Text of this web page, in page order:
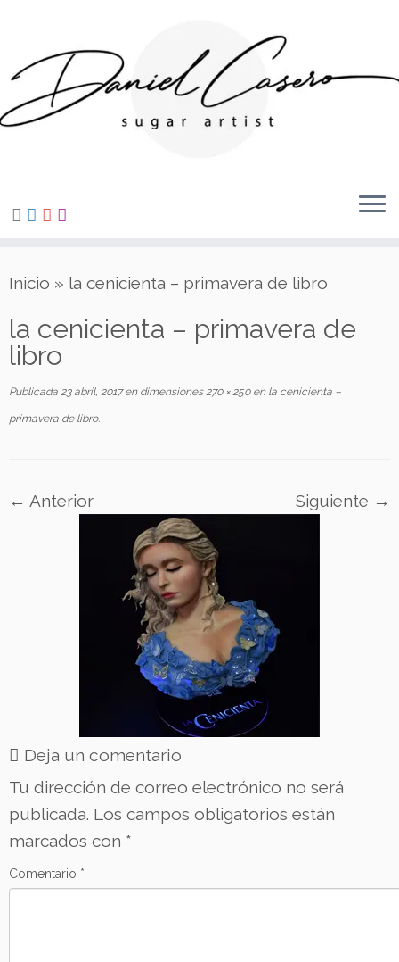
contenido
Inicio » la cenicienta – primavera de libro
la cenicienta – primavera de
libro
Publicada 23 abril, 2017en dimensiones270 × 250enla cenicienta –
primavera de libro.
← Anterior Siguiente →
Deja un comentario
Tu dirección de correo electrónico no será
publicada. Los campos obligatorios están
marcados con *
Comentario *